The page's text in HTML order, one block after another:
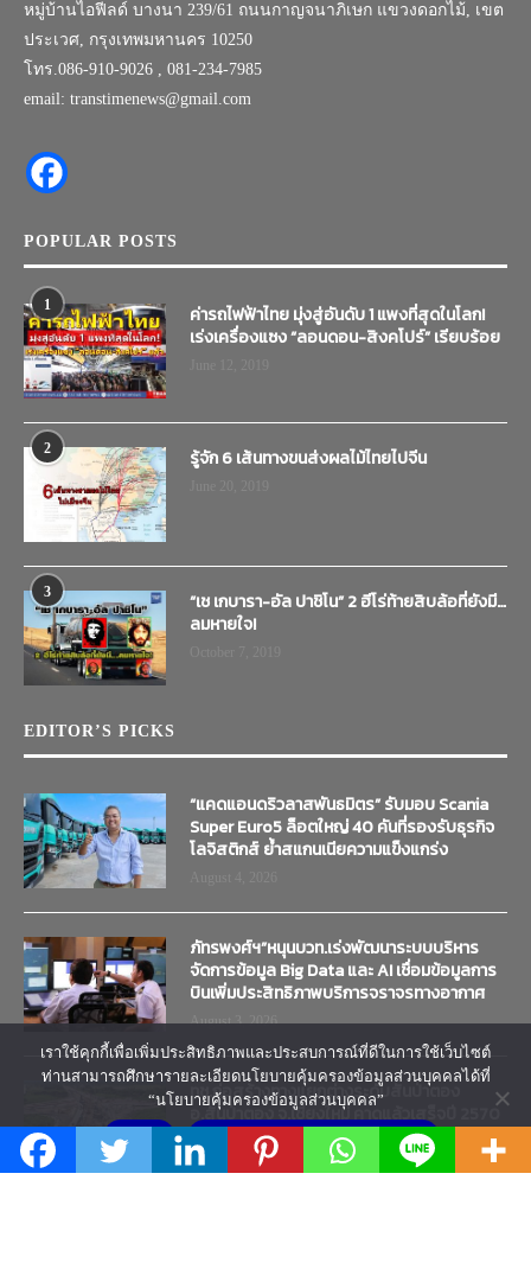
หมู่บ้านไอฟีลด์ บางนา 239/61 ถนนกาญจนาภิเษก แขวงดอกไม้, เขต
ประเวศ, กรุงเทพมหานคร 10250
โทร.086-910-9026 , 081-234-7985
email: transtimenews@gmail.com
POPULAR POSTS
1
ค่ารถไฟฟ้าไทย มุ่งสู่อันดับ 1 แพงที่สุดในโลก!
เร่งเครื่องแซง “ลอนดอน-สิงคโปร์” เรียบร้อย
2 รู้จัก 6 เส้นทางขนส่งผลไม้ไทยไปจีน
3
“เช เกบารา-อัล ปาชิโน” 2 ฮีโร่ท้ายสิบล้อที่ยังมี…
ลมหายใจ!
EDITOR’S PICKS
“แคดแอนดริวลาสพันธมิตร” รับมอบ Scania
Super Euro5 ล็อตใหญ่ 40 คันที่รองรับธุรกิจ
โลจิสติกส์ ย้ำสแกนเนียความแข็งแกร่ง
ภัทรพงศ์ฯ”หนุนบวท.เร่งพัฒนาระบบบริหาร
จัดการข้อมูล Big Data และ AI เชื่อมข้อมูลการ
บินเพิ่มประสิทธิภาพบริการจราจรทางอากาศ
August 3, 2026
ทช.ก่อสร้างทางแยกต่างระดับสันป่าตอง
อ.สันป่าตอง จ.เชียงใหม่ คาดแล้วเสร็จปี 2570
August 3, 2026
เราใช้คุกกี้เพื่อเพิ่มประสิทธิภาพและประสบการณ์ที่ดีในการใช้เว็บไซต์
ท่านสามารถศึกษารายละเอียดนโยบายคุ้มครองข้อมูลส่วนบุคคลได้ที่
“นโยบายคุ้มครองข้อมูลส่วนบุคคล”
ยอมรับ นโยบายคุ้มครองข้อมูลส่วนบุคคล